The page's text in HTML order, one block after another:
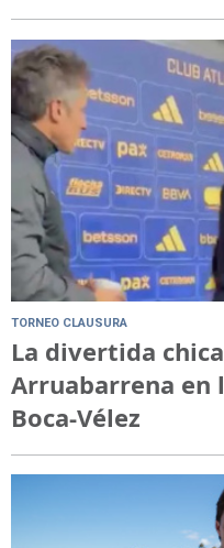
TORNEO CLAUSURA
La divertida
Arruabarrena en
Boca-Vélez